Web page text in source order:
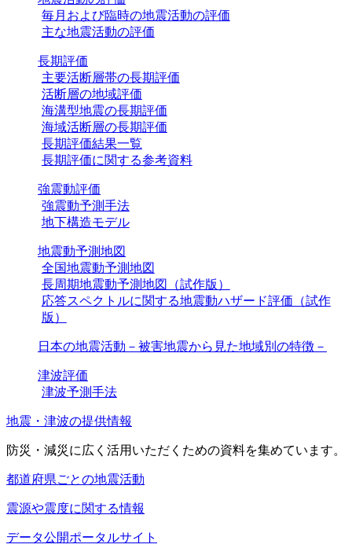
毎月および臨時の地震活動の評価
主な地震活動の評価
長期評価
主要活断層帯の長期評価
活断層の地域評価
海溝型地震の長期評価
海域活断層の長期評価
長期評価結果一覧
長期評価に関する参考資料
強震動評価
強震動予測手法
地下構造モデル
地震動予測地図
全国地震動予測地図
長周期地震動予測地図（試作版）
応答スペクトルに関する地震動ハザード評価（試作
版）
日本の地震活動－被害地震から見た地域別の特徴－
津波評価
津波予測手法
地震・津波の提供情報
防災・減災に広く活用いただくための資料を集めています。
都道府県ごとの地震活動
震源や震度に関する情報
データ公開ポータルサイト